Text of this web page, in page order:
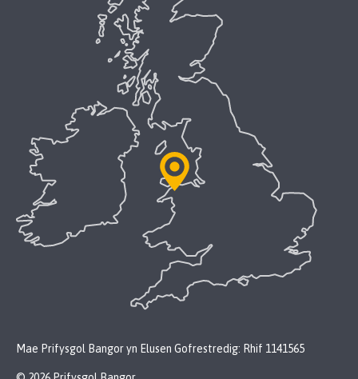
Mae Prifysgol Bangor yn Elusen Gofrestredig: Rhif 1141565